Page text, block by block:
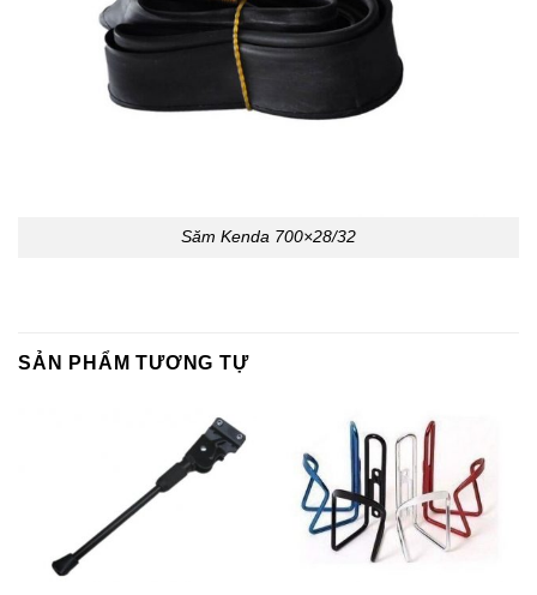
Săm Kenda 700×28/32
SẢN PHẨM TƯƠNG TỰ